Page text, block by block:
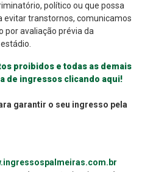
político ou que possa
evitar transtornos, comunicamos
por avaliação prévia da
proibidos e todas as demais
de ingressos clicando aqui!
garantir o seu ingresso pela